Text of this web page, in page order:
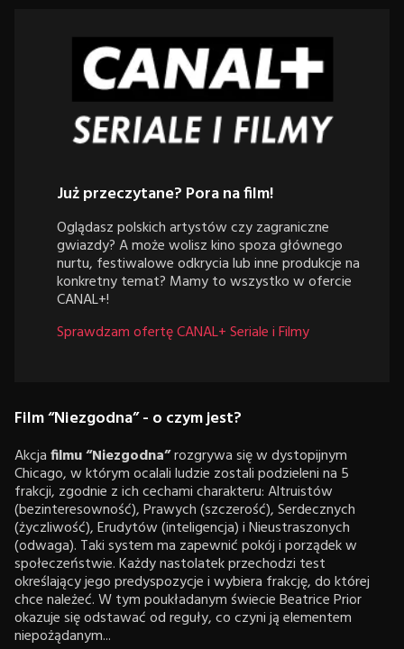
Już przeczytane? Pora na film!
Oglądasz polskich artystów czy zagraniczne
gwiazdy? A może wolisz kino spoza głównego
nurtu, festiwalowe odkrycia lub inne produkcje na
konkretny temat? Mamy to wszystko w ofercie
CANAL+!
Sprawdzam ofertę CANAL+ Seriale i Filmy
Film “Niezgodna” - o czym jest?
Akcjafilmu “Niezgodna”rozgrywa się w dystopijnym
Chicago, w którym ocalali ludzie zostali podzieleni na 5
frakcji, zgodnie z ich cechami charakteru: Altruistów
(bezinteresowność), Prawych (szczerość), Serdecznych
(życzliwość), Erudytów (inteligencja) i Nieustraszonych
(odwaga). Taki system ma zapewnić pokój i porządek w
społeczeństwie. Każdy nastolatek przechodzi test
określający jego predyspozycje i wybiera frakcję, do której
chce należeć. W tym poukładanym świecie Beatrice Prior
okazuje się odstawać od reguły, co czyni ją elementem
niepożądanym...